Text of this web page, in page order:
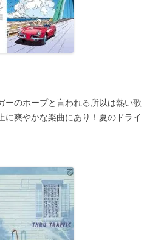
ーのホープと言われる所以は熱い歌
に爽やかな楽曲にあり！夏のドライ